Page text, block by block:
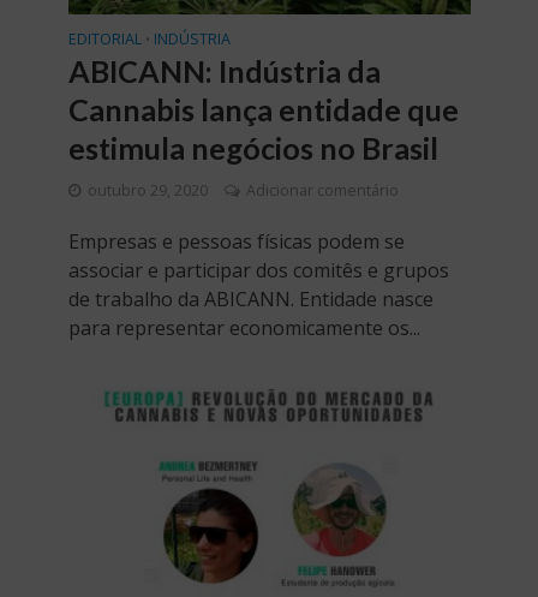
EDITORIAL • INDÚSTRIA
ABICANN: Indústria da
Cannabis lança entidade que
estimula negócios no Brasil
outubro 29, 2020 Adicionar comentário
Empresas e pessoas físicas podem se
associar e participar dos comitês e grupos
de trabalho da ABICANN. Entidade nasce
para representar economicamente os...